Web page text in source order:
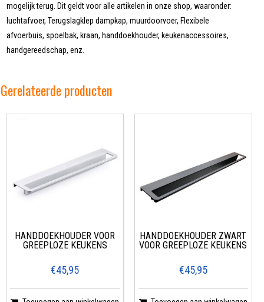
mogelijk terug. Dit geldt voor alle artikelen in onze shop, waaronder:
luchtafvoer, Terugslagklep dampkap, muurdoorvoer, Flexibele
afvoerbuis, spoelbak, kraan, handdoekhouder, keukenaccessoires,
handgereedschap, enz.
Gerelateerde producten
HANDDOEKHOUDER VOOR
GREEPLOZE KEUKENS
€45,95
HANDDOEKHOUDER ZWART
VOOR GREEPLOZE KEUKENS
€45,95